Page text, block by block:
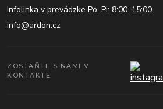
Infolinka v prevádzke Po–Pi: 8:00–15:00
info@ardon.cz
ZOSTAŇTE S NAMI V
KONTAKTE